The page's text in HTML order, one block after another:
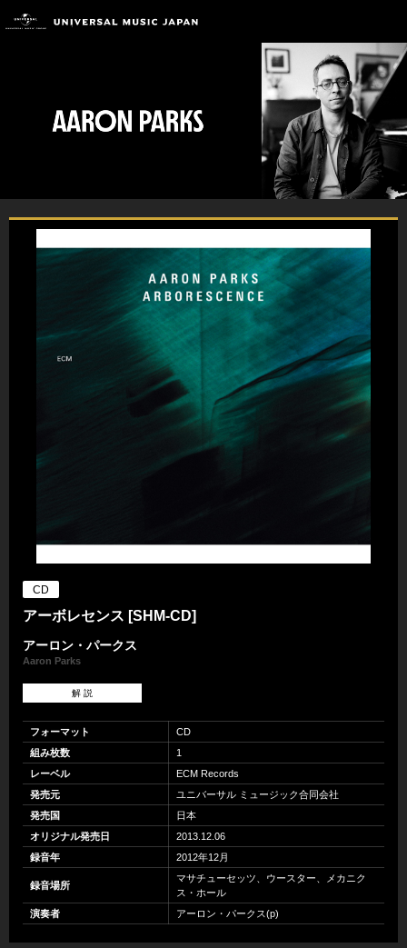
CD
アーボレセンス [SHM-CD]
アーロン・パークス
Aaron Parks
解 説
フォーマット
CD
組み枚数
1
レーベル
ECM Records
発売元
ユニバーサル ミュージック合同会社
発売国
日本
オリジナル発売日
2013.12.06
録音年
2012年12月
録音場所
マサチューセッツ、ウースター、メカニク
ス・ホール
演奏者
アーロン・パークス(p)